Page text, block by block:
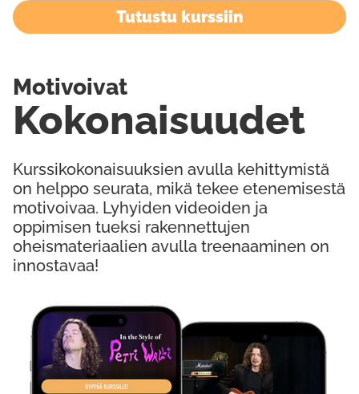
Tutustu kurssiin
Kurssikokonaisuuksien avulla kehittymistä
on helppo seurata, mikä tekee etenemisestä
motivoivaa. Lyhyiden videoiden ja
oppimisen tueksi rakennettujen
oheismateriaalien avulla treenaaminen on
innostavaa!
Kokonaisuudet
Motivoivat